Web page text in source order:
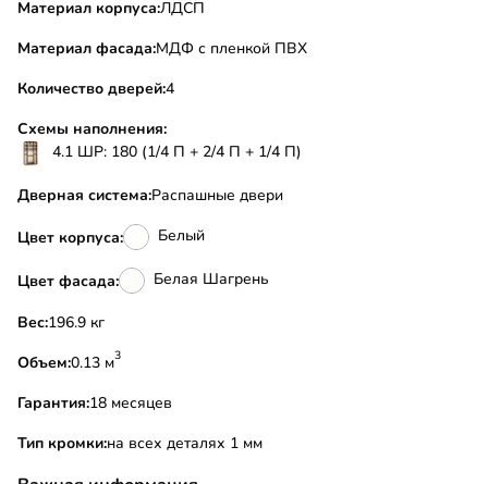
Материал корпуса:ЛДСП
Материал фасада:МДФ с пленкой ПВХ
Количество дверей:4
Схемы наполнения:
4.1 ШР: 180 (1/4 П + 2/4 П + 1/4 П)
Дверная система:Распашные двери
Цвет корпуса: Белый
Цвет фасада: Белая Шагрень
Вес:
196.9 кг
Объем:
0.13 м3
Гарантия:18 месяцев
Тип кромки:на всех деталях 1 мм